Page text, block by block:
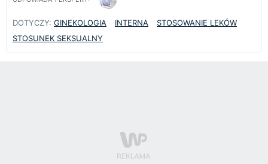
DOTYCZY: GINEKOLOGIA INTERNA
STOSOWANIE LEKÓW
STOSUNEK SEKSUALNY